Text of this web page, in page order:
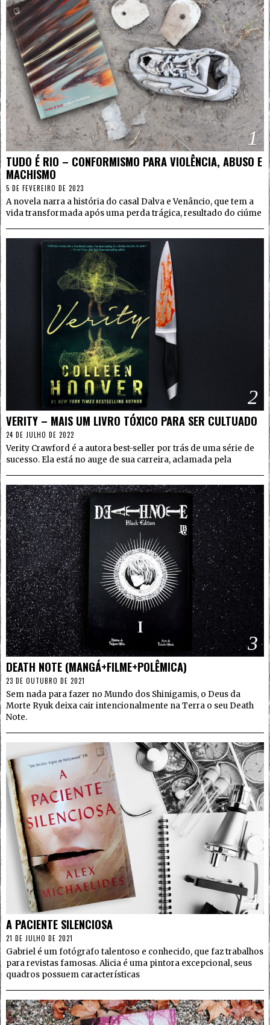
1
TUDO É RIO – CONFORMISMO PARA VIOLÊNCIA, ABUSO E
MACHISMO
5 DE FEVEREIRO DE 2023
A novela narra a história do casal Dalva e Venâncio, que tem a
vida transformada após uma perda trágica, resultado do ciúme
2
VERITY – MAIS UM LIVRO TÓXICO PARA SER CULTUADO
24 DE JULHO DE 2022
Verity Crawford é a autora best-seller por trás de uma série de
sucesso. Ela está no auge de sua carreira, aclamada pela
3
DEATH NOTE (MANGÁ+FILME+POLÊMICA)
23 DE OUTUBRO DE 2021
Sem nada para fazer no Mundo dos Shinigamis, o Deus da
Morte Ryuk deixa cair intencionalmente na Terra o seu Death
Note.
4
A PACIENTE SILENCIOSA
21 DE JULHO DE 2021
Gabriel é um fotógrafo talentoso e conhecido, que faz trabalhos
para revistas famosas. Alicia é uma pintora excepcional, seus
quadros possuem características